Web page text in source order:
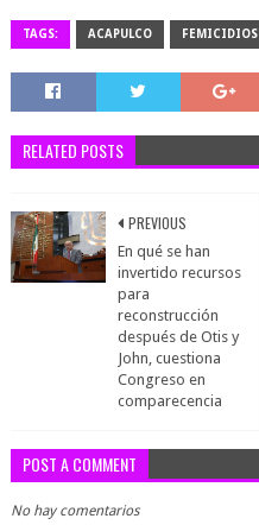
TAGS: ACAPULCO FEMICIDIOS
RELATED POSTS
PREVIOUS
En qué se han
invertido recursos
para
reconstrucción
después de Otis y
John, cuestiona
Congreso en
comparecencia
POST A COMMENT
No hay comentarios